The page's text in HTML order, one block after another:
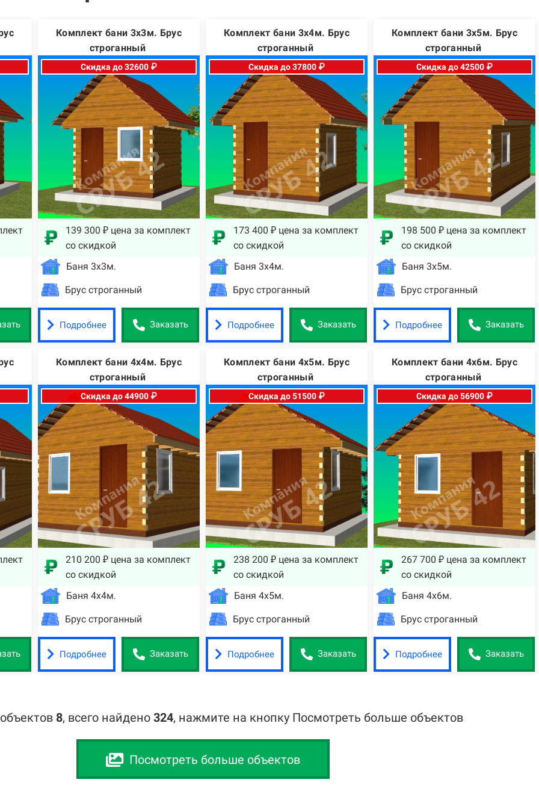
Комплект бани 3х3м. Брус
строганный
Скидка до 32600 ₽
139 300 ₽ цена за комплект
со скидкой
Баня 3х3м.
Брус строганный
Подробнее Заказать
Комплект бани 3х4м. Брус
строганный
Скидка до 37800 ₽
173 400 ₽ цена за комплект
со скидкой
Баня 3х4м.
Брус строганный
Подробнее Заказать
Комплект бани 3х5м. Брус
строганный
Скидка до 42500 ₽
198 500 ₽ цена за комплект
со скидкой
Баня 3х5м.
Брус строганный
Подробнее Заказать
Комплект бани 4х4м. Брус
строганный
Скидка до 44900 ₽
210 200 ₽ цена за комплект
со скидкой
Баня 4х4м.
Брус строганный
Подробнее Заказать
Комплект бани 4х5м. Брус
строганный
Скидка до 51500 ₽
238 200 ₽ цена за комплект
со скидкой
Баня 4х5м.
Брус строганный
Подробнее Заказать
Комплект бани 4х6м. Брус
строганный
Скидка до 56900 ₽
267 700 ₽ цена за комплект
со скидкой
Баня 4х6м.
Брус строганный
Подробнее Заказать
8, всего найдено 324, нажмите на кнопку Посмотреть больше объектов
Посмотреть больше объектов